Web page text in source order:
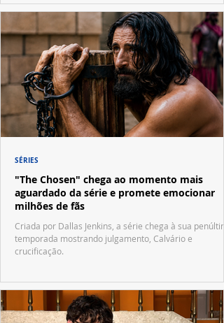
"The Chosen" chega ao momento mais
aguardado da série e promete emocionar
milhões de fãs
Criada por Dallas Jenkins, a série chega à sua
temporada mostrando julgamento, Calvário e
crucificação.
SÉRIES